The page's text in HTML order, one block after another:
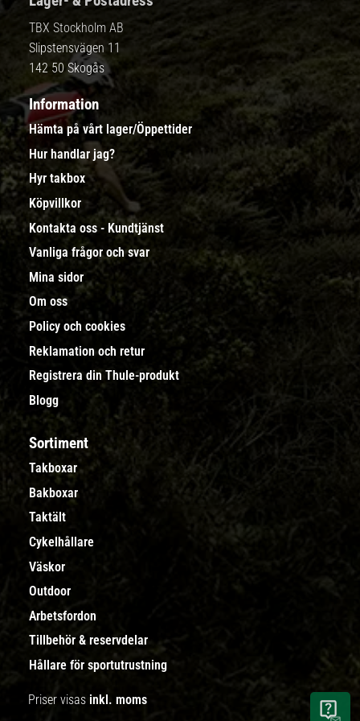
TBX Stockholm AB
Slipstensvägen 11
142 50 Skogås
Information
Hämta på vårt lager/Öppettider
Hur handlar jag?
Hyr takbox
Köpvillkor
Kontakta oss - Kundtjänst
Vanliga frågor och svar
Mina sidor
Om oss
Policy och cookies
Reklamation och retur
Registrera din Thule-produkt
Blogg
Sortiment
Takboxar
Bakboxar
Taktält
Cykelhållare
Väskor
Outdoor
Arbetsfordon
Tillbehör & reservdelar
Hållare för sportutrustning
Priser visas inkl. moms